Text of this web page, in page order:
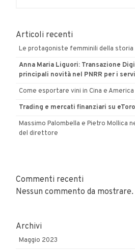
abbiamo
Articoli recenti
Le protagoniste femminili della storia
Anna Maria Liguori: Transazione
principali novità nel PNRR per i
Come esportare vini in Cina e America
Trading e mercati finanziari su eToro
Massimo Palombella e Pietro Mollica
del direttore
Commenti recenti
Nessun commento da mostrare.
Archivi
Maggio 2023